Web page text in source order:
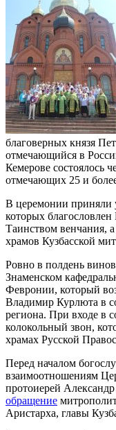
благоверных князя
отмечающийся в
Кемерове состоялось
отмечающих 25 и
В церемонии приняли
которых
Таинством венчания,
храмов Кузбасской
Ровно в полдень
Знаменском
Февронии, который
Владимир Курлюта в
региона. При входе в
колокольный звон,
храмах Русской
Перед началом
взаимоотношениям
протоиерей
обращение
Аристарха, главы